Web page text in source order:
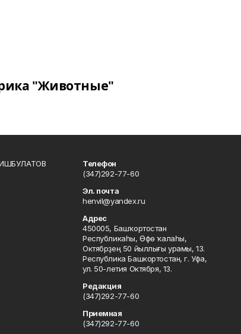
"Животные"
ИШБУЛАТОВ
Телефон
(347)292-77-60
Эл. почта
henvil@yandex.ru
Адрес
450005, Башҡортостан
Республикаһы, Өфө ҡалаһы,
Октябрҙең 50 йыллығы урамы, 13.
Республика Башкортостан, г. Уфа,
ул. 50-летия Октября, 13.
Редакция
(347)292-77-60
Приемная
(347)292-77-60